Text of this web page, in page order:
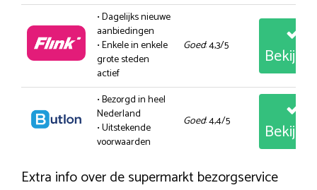
• Dagelijks nieuwe
aanbiedingen
• Enkele in enkele
grote steden
actief
Goed: 4,3/5
• Bezorgd in heel
Nederland
• Uitstekende
voorwaarden
Goed: 4,4/5
Extra info over de supermarkt bezorgservice